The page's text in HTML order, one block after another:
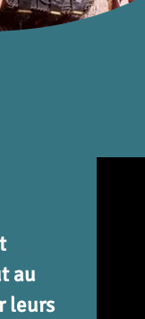
au
leurs